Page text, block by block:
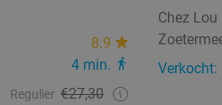
8.9
4 min.
Regulier €27,30
Chez Lou
Verkocht: